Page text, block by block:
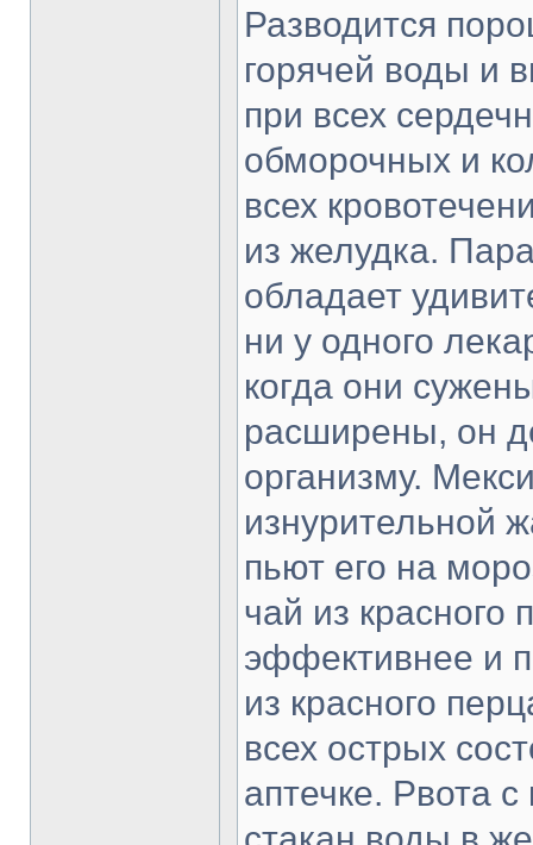
Разводится
горячей воды и
при всех
обморочных и
всех
из желудка.
обладает
ни у одного
когда они
расширены, он
организму.
изнурительной
пьют его на
чай из красного
эффективнее и
из красного
всех острых
аптечке. Рвота